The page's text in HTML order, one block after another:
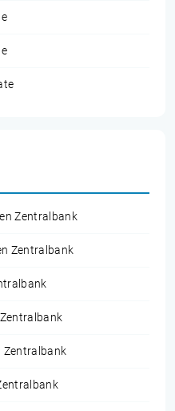
Zentralbank
Zentralbank
Zentralbank